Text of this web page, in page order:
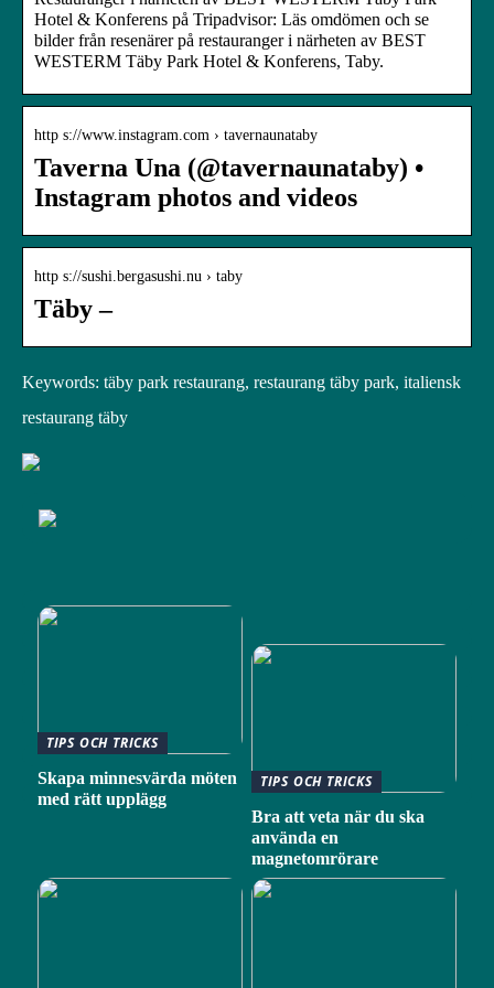
Hotel & Konferens på Tripadvisor: Läs omdömen och se
bilder från resenärer på restauranger i närheten av BEST
WESTERM Täby Park Hotel & Konferens, Taby.
http s://www.instagram.com › tavernaunataby
Taverna Una (@tavernaunataby) •
Instagram photos and videos
http s://sushi.bergasushi.nu › taby
Täby –
Keywords: täby park restaurang, restaurang täby park, italiensk
restaurang täby
TIPS OCH TRICKS
Skapa minnesvärda möten
med rätt upplägg
TIPS OCH TRICKS
Bra att veta när du ska
använda en
magnetomrörare